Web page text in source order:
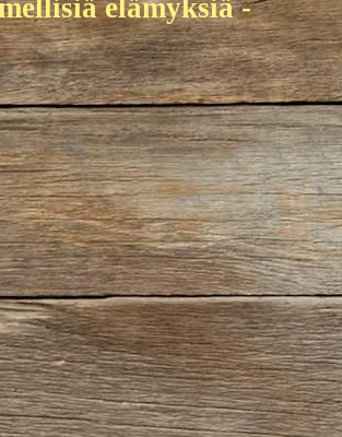
elämyksiä -